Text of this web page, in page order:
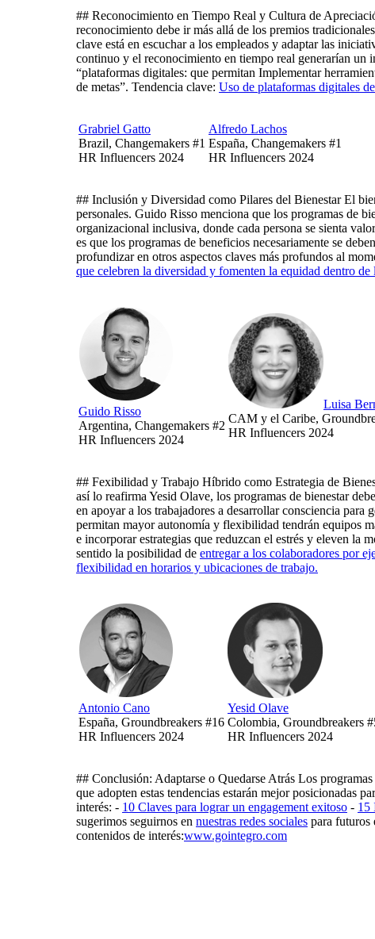
## Reconocimiento en Tiempo Real y Cultura de
reconocimiento debe ir más allá de los premios
clave está en escuchar a los empleados y adaptar las
continuo y el reconocimiento en tiempo real generarían
“plataformas digitales: que permitan Implementar
de metas”. Tendencia clave: Uso de plataformas digitales
Grabriel Gatto
Brazil, Changemakers #1
HR Influencers 2024
Alfredo Lachos
España, Changemakers #1
HR Influencers 2024
## Inclusión y Diversidad como Pilares del Bienestar El
personales. Guido Risso menciona que los programas de
organizacional inclusiva, donde cada persona se sienta
es que los programas de beneficios necesariamente se
profundizar en otros aspectos claves más profundos al
que celebren la diversidad y fomenten la equidad dentro de
Guido Risso
Argentina, Changemakers #2
HR Influencers 2024
Luisa
CAM y el Caribe,
HR Influencers 2024
## Fexibilidad y Trabajo Híbrido como Estrategia de
así lo reafirma Yesid Olave, los programas de bienestar
en apoyar a los trabajadores a desarrollar consciencia
permitan mayor autonomía y flexibilidad tendrán equipos
e incorporar estrategias que reduzcan el estrés y eleven la
sentido la posibilidad de entregar a los colaboradores por
flexibilidad en horarios y ubicaciones de trabajo.
Antonio Cano
España, Groundbreakers #16
HR Influencers 2024
Yesid Olave
Colombia, Groundbreakers
HR Influencers 2024
## Conclusión: Adaptarse o Quedarse Atrás Los
que adopten estas tendencias estarán mejor posicionadas
interés: - 10 Claves para lograr un engagement exitoso - 15
sugerimos seguirnos en nuestras redes sociales para futuros
contenidos de interés:www.gointegro.com